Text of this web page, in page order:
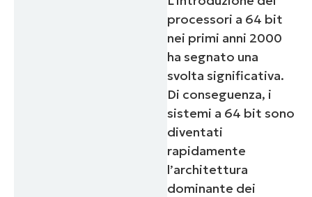
processori a 64 bit
nei primi anni 2000
ha segnato una
svolta significativa.
Di conseguenza, i
sistemi a 64 bit sono
diventati
rapidamente
l’architettura
dominante dei